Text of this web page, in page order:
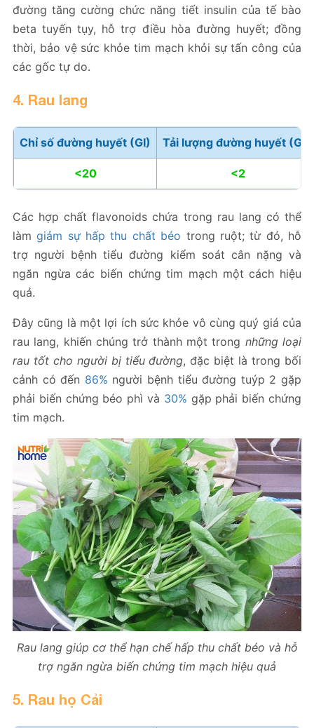
đường tăng cường chức năng tiết insulin của tế bào
beta tuyến tụy, hỗ trợ điều hòa đường huyết; đồng
thời, bảo vệ sức khỏe tim mạch khỏi sự tấn công của
các gốc tự do.
4. Rau lang
Chỉ số đường huyết (GI) Tải lượng đường huyết (GL)
<20 <2
Các hợp chất flavonoids chứa trong rau lang có thể
làmgiảm sự hấp thu chất béo trong ruột; từ đó, hỗ
trợ người bệnh tiểu đường kiểm soát cân nặng và
ngăn ngừa các biến chứng tim mạch một cách hiệu
quả.
Đây cũng là một lợi ích sức khỏe vô cùng quý giá của
rau lang, khiến chúng trở thành một trong những loại
rau tốt cho người bị tiểu đường, đặc biệt là trong bối
cảnh có đến 86% người bệnh tiểu đường tuýp 2 gặp
phải biến chứng béo phì và 30% gặp phải biến chứng
tim mạch.
Rau lang giúp cơ thể hạn chế hấp thu chất béo và hỗ
trợ ngăn ngừa biến chứng tim mạch hiệu quả
5. Rau họ Cải